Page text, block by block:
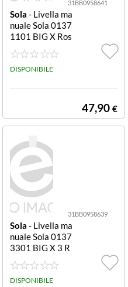
31BB0958641
Sola - Livella ma
nuale Sola 0137
1101 BIG X Ros
so
DISPONIBILE
47,90 €
31BB0958639
Sola - Livella ma
nuale Sola 0137
3301 BIG X 3 R
osso
DISPONIBILE